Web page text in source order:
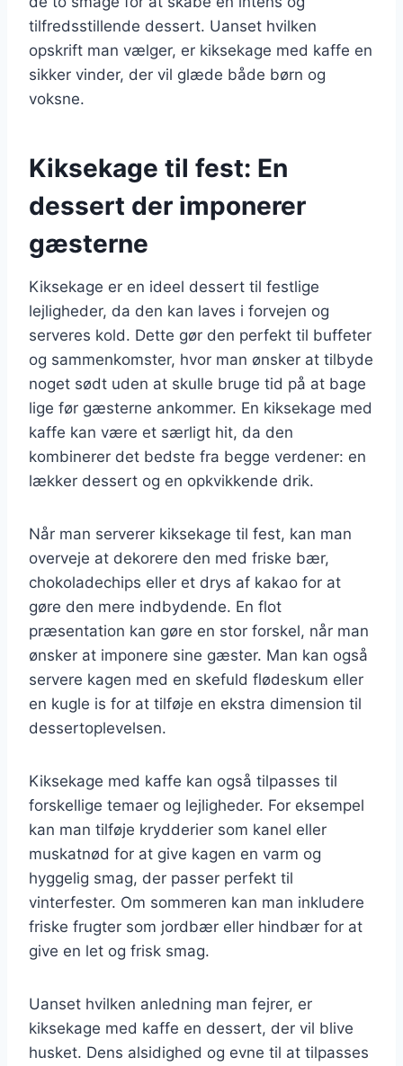
tilfredsstillende dessert. Uanset hvilken
opskrift man vælger, er kiksekage med kaffe en
sikker vinder, der vil glæde både børn og
voksne.
Kiksekage til fest: En
dessert der imponerer
gæsterne
Kiksekage er en ideel dessert til festlige
lejligheder, da den kan laves i forvejen og
serveres kold. Dette gør den perfekt til buffeter
og sammenkomster, hvor man ønsker at tilbyde
noget sødt uden at skulle bruge tid på at bage
lige før gæsterne ankommer. En kiksekage med
kaffe kan være et særligt hit, da den
kombinerer det bedste fra begge verdener: en
lækker dessert og en opkvikkende drik.
Når man serverer kiksekage til fest, kan man
overveje at dekorere den med friske bær,
chokoladechips eller et drys af kakao for at
gøre den mere indbydende. En flot
præsentation kan gøre en stor forskel, når man
ønsker at imponere sine gæster. Man kan også
servere kagen med en skefuld flødeskum eller
en kugle is for at tilføje en ekstra dimension til
dessertoplevelsen.
Kiksekage med kaffe kan også tilpasses til
forskellige temaer og lejligheder. For eksempel
kan man tilføje krydderier som kanel eller
muskatnød for at give kagen en varm og
hyggelig smag, der passer perfekt til
vinterfester. Om sommeren kan man inkludere
friske frugter som jordbær eller hindbær for at
give en let og frisk smag.
Uanset hvilken anledning man fejrer, er
kiksekage med kaffe en dessert, der vil blive
husket. Dens alsidighed og evne til at tilpasses